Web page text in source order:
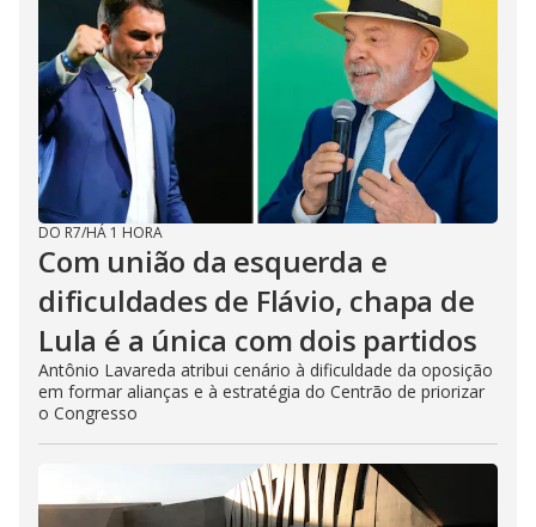
d
o
DO R7/HÁ 1 HORA
Com união da esquerda e
dificuldades de Flávio, chapa de
Lula é a única com dois partidos
Antônio Lavareda atribui cenário à dificuldade da oposição
em formar alianças e à estratégia do Centrão de priorizar
o Congresso